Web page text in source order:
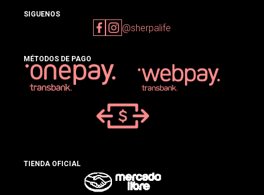
SIGUENOS
@sherpalife
MÉTODOS DE PAGO
TIENDA OFICIAL